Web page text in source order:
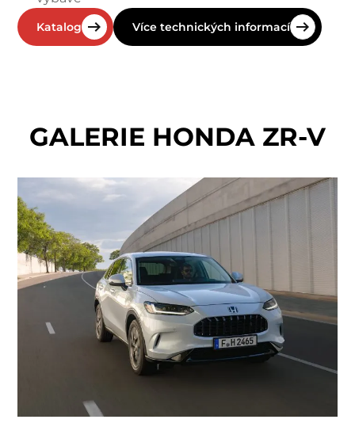
Katalog Více technických informací
GALERIE HONDA ZR-V